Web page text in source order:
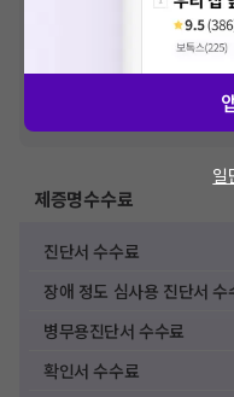
추가비
한 가격은 해당 의료기관에 직접
건강보험
격입니다. (진료와 연관된 복합
산정될 수 있는 점 참고 바랍니다
VAT 포함
제증명수수료
진단서 수수료
장애 정도 심사용 진단서 수
병무용진단서 수수료
확인서 수수료
일